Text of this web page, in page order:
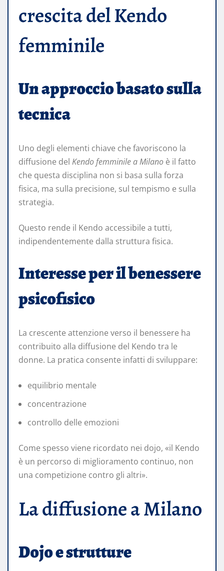
crescita del Kendo
femminile
Un approccio basato sulla
tecnica
Uno degli elementi chiave che favoriscono la
diffusione del Kendo femminile a Milano è il fatto
che questa disciplina non si basa sulla forza
fisica, ma sulla precisione, sul tempismo e sulla
strategia.
Questo rende il Kendo accessibile a tutti,
indipendentemente dalla struttura fisica.
Interesse per il benessere
psicofisico
La crescente attenzione verso il benessere ha
contribuito alla diffusione del Kendo tra le
donne. La pratica consente infatti di sviluppare:
equilibrio mentale
concentrazione
controllo delle emozioni
Come spesso viene ricordato nei dojo, «il Kendo
è un percorso di miglioramento continuo, non
una competizione contro gli altri».
La diffusione a Milano
Dojo e strutture